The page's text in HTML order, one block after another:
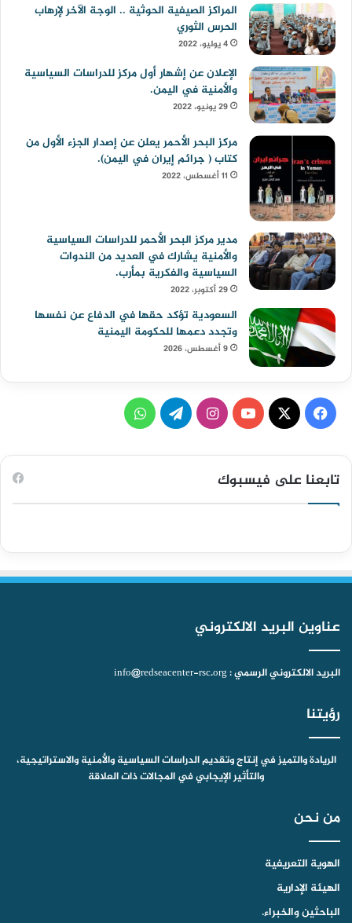
المراكز الصيفية الحوثية .. الوجة الآخر لإرهاب
الحرس الثوري
4 يوليو، 2022
الإعلان عن إشهار أول مركز للدراسات السياسية
والأمنية في اليمن.
29 يونيو، 2022
مركز البحر الأحمر يعلن عن إصدار الجزء الأول من
كتاب ( جرائم إيران في اليمن).
11 أغسطس، 2022
مدير مركز البحر الأحمر للدراسات السياسية
والأمنية يشارك في العديد من الندوات
السياسية والفكرية بمأرب.
29 أكتوبر، 2022
السعودية تؤكد حقها في الدفاع عن نفسها
وتجدد دعمها للحكومة اليمنية
9 أغسطس، 2026
ف
س
ب
o
u
e
ت
م
ق
س
تابعنا على فيسبوك
عناوين البريد الالكتروني
البريد الالكتروني الرسمي : info@redseacenter-rsc.org
رؤيتنا
الريادة والتميز في إنتاج وتقديم الدراسات السياسية والأمنية والاستراتيجية،
والتأثير الإيجابي في المجالات ذات العلاقة
من نحن
الهوية التعريفية
الهيئة الإدارية
الباحثين والخبراء.